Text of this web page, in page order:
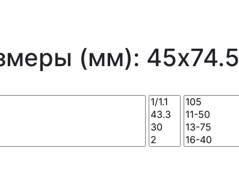
(мм): 45x74.5